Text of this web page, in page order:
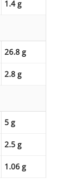
1.4 g
26.8 g
2.8 g
5 g
2.5 g
1.06 g